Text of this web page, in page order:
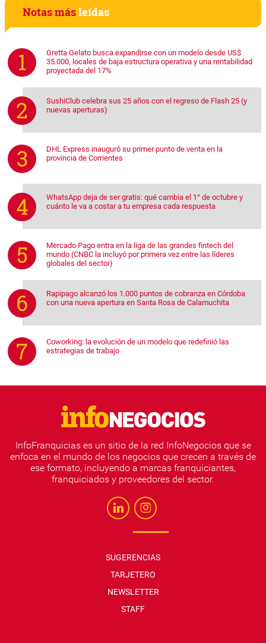
Notas másleídas
Gretta Gelato busca expandirse con un modelo desde US$
35.000, locales de baja estructura operativa y una rentabilidad
proyectada del 17%
SushiClub celebra sus 25 años con el regreso de Flash 25 (y
nuevas aperturas)
DHL Express inauguró su primer punto de venta en la
provincia de Corrientes
WhatsApp deja de ser gratis: qué cambia el 1° de octubre y
cuánto le va a costar a tu empresa cada respuesta
Mercado Pago entra en la liga de las grandes fintech del
mundo (CNBC la incluyó por primera vez entre las líderes
globales del sector)
Rapipago alcanzó los 1.000 puntos de cobranza en Córdoba
con una nueva apertura en Santa Rosa de Calamuchita
Coworking: la evolución de un modelo que redefinió las
estrategias de trabajo
InfoFranquicias es un sitio de la red InfoNegocios que se
enfoca en el mundo de los negocios que crecen a través de
ese formato, incluyendo a marcas franquiciantes,
franquiciados y proveedores del sector.
SUGERENCIAS
TARJETERO
NEWSLETTER
STAFF